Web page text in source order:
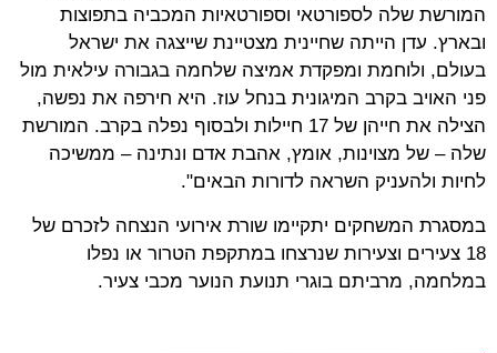
המורשת שלה לספורטאי וספורטאיות המכביה בתפוצות
ובארץ. עדן הייתה שחיינית מצטיינת שייצגה את ישראל
בעולם, ולוחמת ומפקדת אמיצה שלחמה בגבורה עילאית מול
פני האויב בקרב המיגונית בנחל עוז. היא חירפה את נפשה,
הצילה את חייהן של 17 חיילות ולבסוף נפלה בקרב. המורשת
שלה – של מצוינות, אומץ, אהבת אדם ונתינה – ממשיכה
לחיות ולהעניק השראה לדורות הבאים".
במסגרת המשחקים יתקיימו שורת אירועי הנצחה לזכרם של
18 צעירים וצעירות שנרצחו במתקפת הטרור או נפלו
במלחמה, מרביתם בוגרי תנועת הנוער מכבי צעיר.